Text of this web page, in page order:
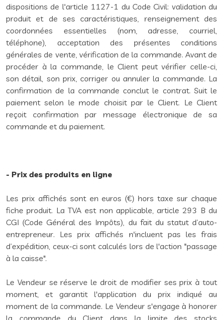
dispositions de l'article 1127-1 du Code Civil: validation du
produit et de ses caractéristiques, renseignement des
coordonnées essentielles (nom, adresse, courriel,
téléphone), acceptation des présentes conditions
générales de vente, vérification de la commande. Avant de
procéder à la commande, le Client peut vérifier celle-ci,
son détail, son prix, corriger ou annuler la commande. La
confirmation de la commande conclut le contrat. Suit le
paiement selon le mode choisit par le Client. Le Client
reçoit confirmation par message électronique de sa
commande et du paiement.
- Prix des produits en ligne
Les prix affichés sont en euros (€) hors taxe sur chaque
fiche produit. La TVA est non applicable, article 293 B du
CGI (Code Général des Impôts), du fait du statut d’auto-
entrepreneur. Les prix affichés n'incluent pas les frais
d’expédition, ceux-ci sont calculés lors de l'action "passage
à la caisse".
Le Vendeur se réserve le droit de modifier ses prix à tout
moment, et garantit l'application du prix indiqué au
moment de la commande. Le Vendeur s'engage à honorer
la commande du Client dans la limite des stocks